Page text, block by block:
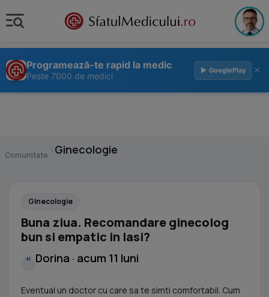
Programează-te rapid la medic
Peste 7000 de medici
▶ GooglePlay ×
Comunitate Ginecologie
Ginecologie
Buna ziua. Recomandare ginecolog
bun si empatic in Iasi?
D Dorina · acum 11 luni
Eventual un doctor cu care sa te simti comfortabil. Cum